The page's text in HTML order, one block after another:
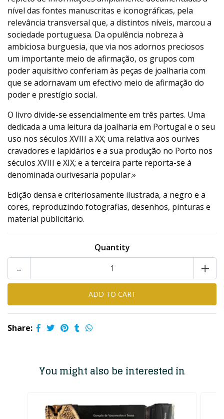
nível das fontes manuscritas e iconográficas, pela
relevância transversal que, a distintos níveis, marcou a
sociedade portuguesa. Da opulência nobreza à
ambiciosa burguesia, que via nos adornos preciosos
um importante meio de afirmação, os grupos com
poder aquisitivo conferiam às peças de joalharia com
que se adornavam um efectivo meio de afirmação do
poder e prestígio social.
O livro divide-se essencialmente em três partes. Uma
dedicada a uma leitura da joalharia em Portugal e o seu
uso nos séculos XVIII a XX; uma relativa aos ourives
cravadores e lapidários e a sua produção no Porto nos
séculos XVIII e XIX; e a terceira parte reporta-se à
denominada ourivesaria popular.»
Edição densa e criteriosamente ilustrada, a negro e a
cores, reproduzindo fotografias, desenhos, pinturas e
material publicitário.
Quantity
+
-
Share:
You might also be interested in